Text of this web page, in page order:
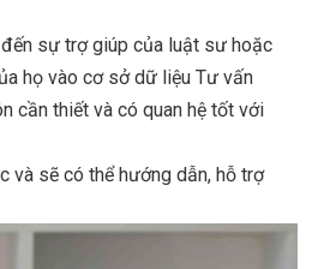
sự trợ giúp của luật sư hoặc
họ vào cơ sở dữ liệu Tư vấn
cần thiết và có quan hệ tốt với
và sẽ có thể hướng dẫn, hỗ trợ